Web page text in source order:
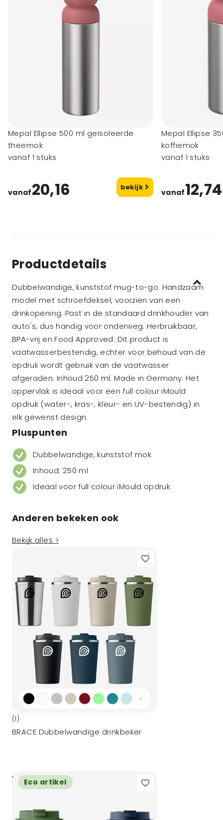
Mepal Ellipse 500 ml geïsoleerde
theemok
vanaf 1 stuks
vanaf20,16 bekijk
Mepal Ellipse
koffiemok
vanaf 1 stuks
vanaf12,74
Productdetails
Dubbelwandige, kunststof mug-to-go. Handzaam
model met schroefdeksel, voorzien van een
drinkopening. Past in de standaard drinkhouder van
auto's, dus handig voor onderweg. Herbruikbaar,
BPA-vrij en Food Approved. Dit product is
vaatwasserbestendig, echter voor behoud van de
opdruk wordt gebruik van de vaatwasser
afgeraden. Inhoud 250 ml. Made in Germany. Het
oppervlak is ideaal voor een full colour iMould
opdruk (water-, kras-, kleur- en UV-bestendig) in
elk gewenst design.
Pluspunten
Dubbelwandige, kunststof mok
Inhoud: 250 ml
Ideaal voor full colour iMould opdruk
Anderen bekeken ook
Bekijk alles >
(1)
BRACE Dubbelwandige drinkbeker
vanaf3,92
Eco artikel